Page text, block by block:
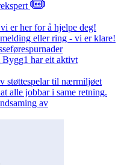
er her for å hjelpe deg!
eller ring - vi er klare!
Bygg1 har eit aktivt
støttespelar til nærmiljøet
alle jobbar i same retning.
av